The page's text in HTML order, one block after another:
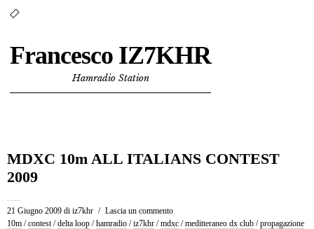
Francesco IZ7KHR
Hamradio Station
MDXC 10m ALL ITALIANS CONTEST
2009
21 Giugno 2009 di iz7khr
Lascia un commento
10m /contest/delta loop /hamradio /iz7khr /mdxc /meditteraneo dx club /propagazione